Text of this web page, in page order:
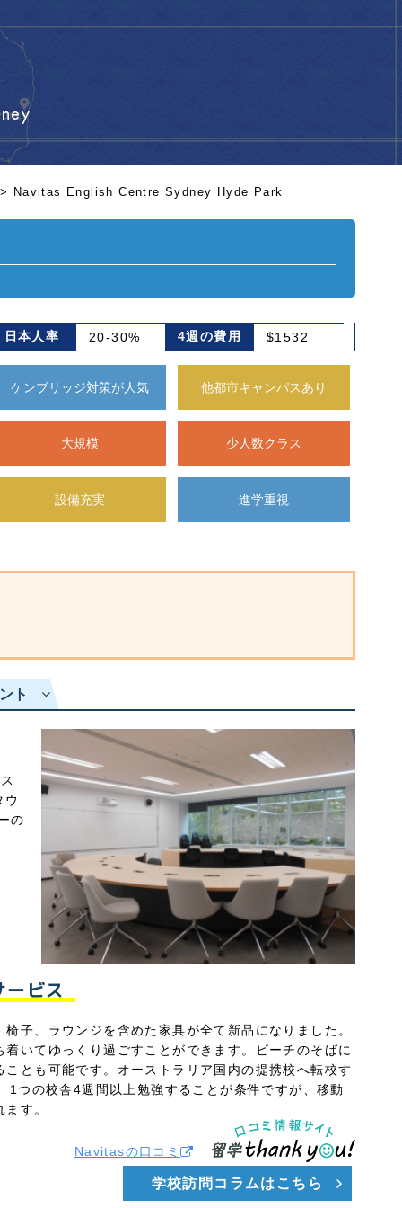
> Navitas English Centre Sydney Hyde Park
日本人率 20-30% 4週の費用 $1532
ケンブリッジ対策が人気 他都市キャンパスあり
大規模 少人数クラス
設備充実 進学重視
ト
ウ
の
ビス
子、ラウンジを含めた家具が全て新品になりました。
いてゆっくり過ごすことができます。ビーチのそばに
とも可能です。オーストラリア国内の提携校へ転校す
1つの校舎4週間以上勉強することが条件ですが、移動
す。
Navitasの口コミ
学校訪問コラムはこちら